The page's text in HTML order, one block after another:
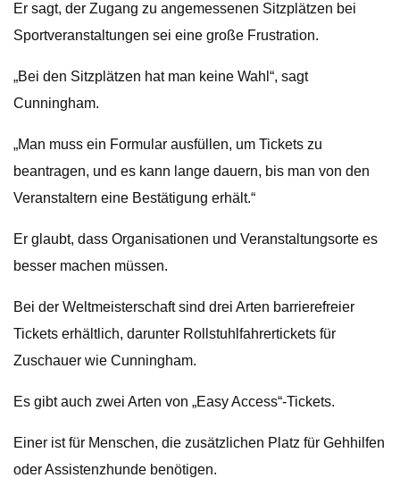
Er sagt, der Zugang zu angemessenen Sitzplätzen bei
Sportveranstaltungen sei eine große Frustration.
„Bei den Sitzplätzen hat man keine Wahl“, sagt
Cunningham.
„Man muss ein Formular ausfüllen, um Tickets zu
beantragen, und es kann lange dauern, bis man von den
Veranstaltern eine Bestätigung erhält.“
Er glaubt, dass Organisationen und Veranstaltungsorte es
besser machen müssen.
Bei der Weltmeisterschaft sind drei Arten barrierefreier
Tickets erhältlich, darunter Rollstuhlfahrertickets für
Zuschauer wie Cunningham.
Es gibt auch zwei Arten von „Easy Access“-Tickets.
Einer ist für Menschen, die zusätzlichen Platz für Gehhilfen
oder Assistenzhunde benötigen.